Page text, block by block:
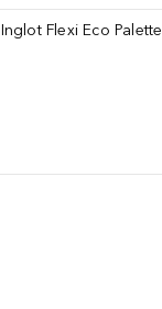
Inglot Flexi Eco Palette